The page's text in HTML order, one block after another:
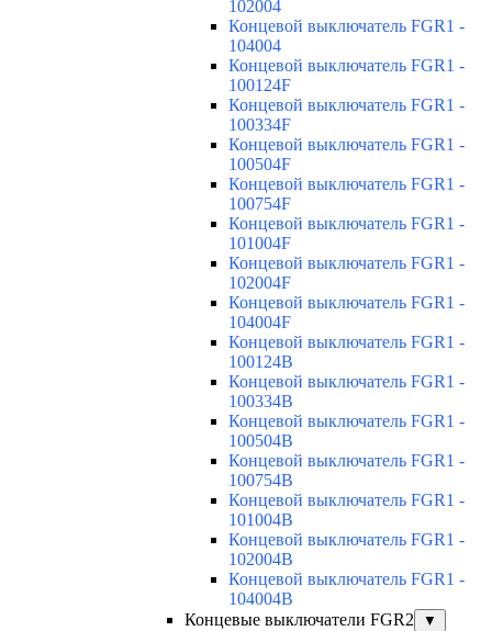
102004
Концевой выключатель FGR1 -
104004
Концевой выключатель FGR1 -
100124F
Концевой выключатель FGR1 -
100334F
Концевой выключатель FGR1 -
100504F
Концевой выключатель FGR1 -
100754F
Концевой выключатель FGR1 -
101004F
Концевой выключатель FGR1 -
102004F
Концевой выключатель FGR1 -
104004F
Концевой выключатель FGR1 -
100124B
Концевой выключатель FGR1 -
100334B
Концевой выключатель FGR1 -
100504B
Концевой выключатель FGR1 -
100754B
Концевой выключатель FGR1 -
101004B
Концевой выключатель FGR1 -
102004B
Концевой выключатель FGR1 -
104004B
Концевые выключатели FGR2
▼